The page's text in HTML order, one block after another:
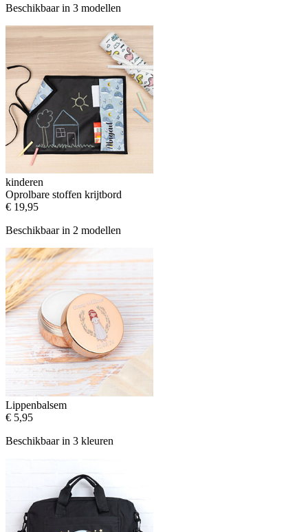
Beschikbaar in 3 modellen
kinderen
Oprolbare stoffen krijtbord
€ 19,95
Beschikbaar in 2 modellen
Lippenbalsem
€ 5,95
Beschikbaar in 3 kleuren